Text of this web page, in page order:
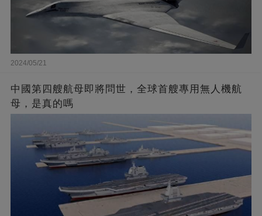
2024/05/21
中國第四艘航母即將問世，全球首艘專用無人機航
母，是真的嗎